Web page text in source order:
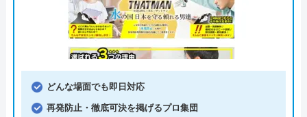
どんな場面でも即日対応
再発防止・徹底可決を掲げるプロ集団